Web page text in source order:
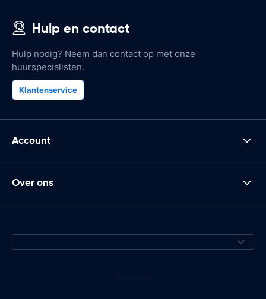
Hulp en contact
Hulp nodig? Neem dan contact op met onze
huurspecialisten.
Klantenservice
Account
Over ons